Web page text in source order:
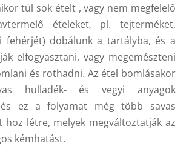
túl sok ételt , vagy nem megfelelő
ételeket, pl. tejterméket,
fehérjét) dobálunk a tartályba, és a
elfogyasztani, vagy megemészteni
és rothadni. Az étel bomlásakor
hulladék- és vegyi anyagok
ez a folyamat még több savas
hoz létre, melyek megváltoztatják az
kémhatást.